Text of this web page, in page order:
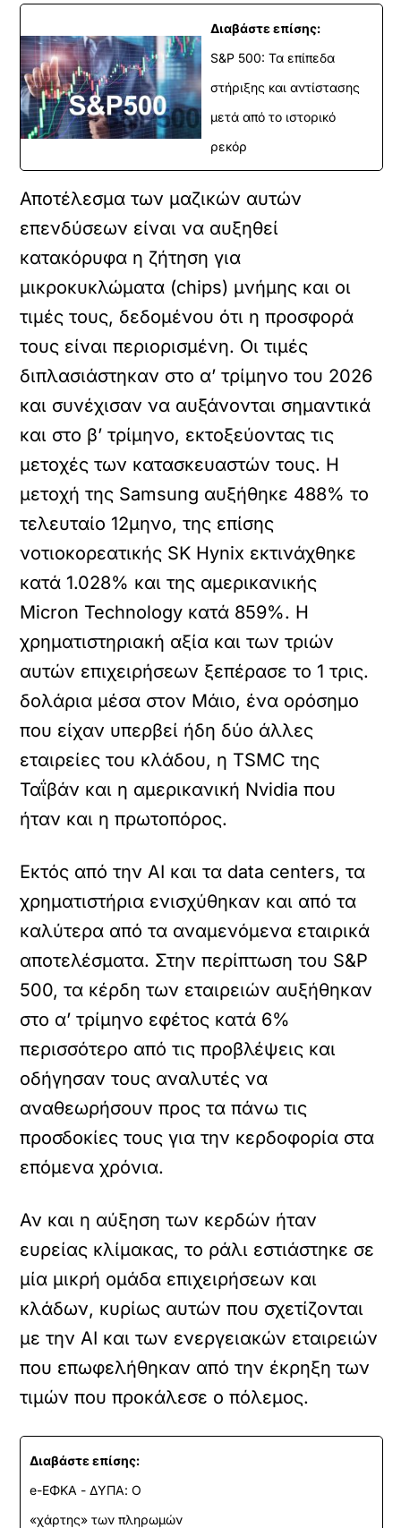
Διαβάστε επίσης:
S&P 500: Τα επίπεδα
στήριξης και αντίστασης
μετά από το ιστορικό
ρεκόρ
Αποτέλεσμα των μαζικών αυτών
επενδύσεων είναι να αυξηθεί
κατακόρυφα η ζήτηση για
μικροκυκλώματα (chips) μνήμης και οι
τιμές τους, δεδομένου ότι η προσφορά
τους είναι περιορισμένη. Οι τιμές
διπλασιάστηκαν στο α’ τρίμηνο του 2026
και συνέχισαν να αυξάνονται σημαντικά
και στο β’ τρίμηνο, εκτοξεύοντας τις
μετοχές των κατασκευαστών τους. Η
μετοχή της Samsung αυξήθηκε 488% το
τελευταίο 12μηνο, της επίσης
νοτιοκορεατικής SK Hynix εκτινάχθηκε
κατά 1.028% και της αμερικανικής
Micron Technology κατά 859%. Η
χρηματιστηριακή αξία και των τριών
αυτών επιχειρήσεων ξεπέρασε το 1 τρις.
δολάρια μέσα στον Μάιο, ένα ορόσημο
που είχαν υπερβεί ήδη δύο άλλες
εταιρείες του κλάδου, η TSMC της
Ταΐβάν και η αμερικανική Nvidia που
ήταν και η πρωτοπόρος.
Εκτός από την ΑΙ και τα data centers, τα
χρηματιστήρια ενισχύθηκαν και από τα
καλύτερα από τα αναμενόμενα εταιρικά
αποτελέσματα. Στην περίπτωση του S&P
500, τα κέρδη των εταιρειών αυξήθηκαν
στο α’ τρίμηνο εφέτος κατά 6%
περισσότερο από τις προβλέψεις και
οδήγησαν τους αναλυτές να
αναθεωρήσουν προς τα πάνω τις
προσδοκίες τους για την κερδοφορία στα
επόμενα χρόνια.
Αν και η αύξηση των κερδών ήταν
ευρείας κλίμακας, το ράλι εστιάστηκε σε
μία μικρή ομάδα επιχειρήσεων και
κλάδων, κυρίως αυτών που σχετίζονται
με την ΑΙ και των ενεργειακών εταιρειών
που επωφελήθηκαν από την έκρηξη των
τιμών που προκάλεσε ο πόλεμος.
Διαβάστε επίσης:
e-ΕΦΚΑ - ΔΥΠΑ: Ο
«χάρτης» των πληρωμών